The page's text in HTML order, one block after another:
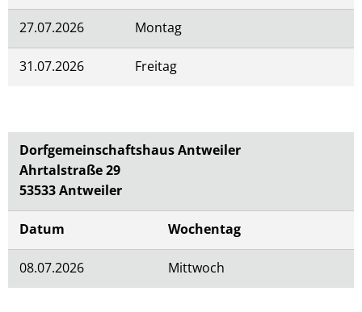
27.07.2026 Montag
31.07.2026 Freitag
Dorfgemeinschaftshaus Antweiler
Ahrtalstraße 29
53533 Antweiler
Datum Wochentag
08.07.2026 Mittwoch